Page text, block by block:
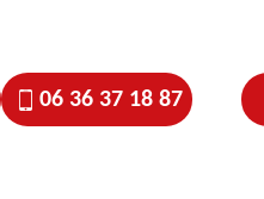
06 36 37 18 87